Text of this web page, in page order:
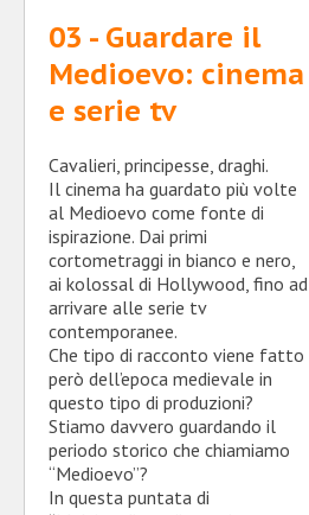
03 - Guardare il
Medioevo: cinema
e serie tv
Cavalieri, principesse, draghi.
Il cinema ha guardato più volte
al Medioevo come fonte di
ispirazione. Dai primi
cortometraggi in bianco e nero,
ai kolossal di Hollywood, fino ad
arrivare alle serie tv
contemporanee.
Che tipo di racconto viene fatto
però dell’epoca medievale in
questo tipo di produzioni?
Stiamo davvero guardando il
periodo storico che chiamiamo
“Medioevo”?
In questa puntata di